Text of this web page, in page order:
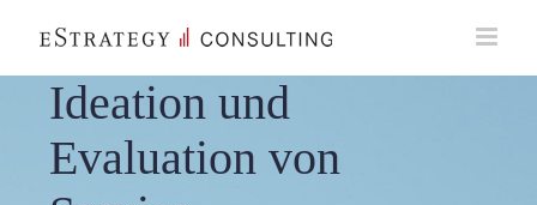
Ideation und
Evaluation von